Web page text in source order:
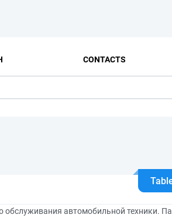
CONTACTS
обслуживания автомобильной техники.